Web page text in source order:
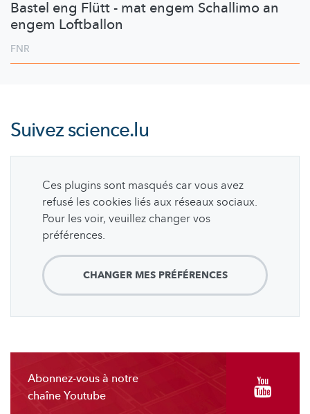
Bastel eng Flütt - mat engem Schallimo an
engem Loftballon
FNR
Suivezscience.lu
Ces plugins sont masqués car vous avez
refusé les cookies liés aux réseaux sociaux.
Pour les voir, veuillez changer vos
préférences.
CHANGER MES PRÉFÉRENCES
Abonnez-vous à notre
chaîne Youtube